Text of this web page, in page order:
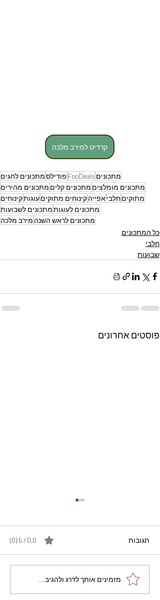
קרדיט למירב מלכה
מתכונים FooDeals פודילסמתכונים לחגים
מתכונים מומלצים מתכונים קלים מתכונים מהירים
מתוקיםחלביאפייהקינוחים מתוקיםעוגותקינוחים
מתכונים לעוגותמתכונים לשבועות
מתכונים לראש השנה מירב מלכה
כל המתכונים
חלבי
שבועות
פוסטים אחרונים
מתכון מנצח עוגת מייפל
שוקולד בחושה וקלה - זיוה
תגובות 0.0 / 5 ‏(0)
מזמינים אותך לדרג ולהגיב...